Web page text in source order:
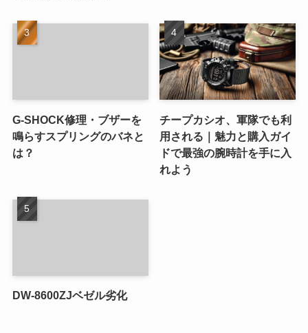
G-SHOCK修理・ブザーを
鳴らすスプリングのバネと
は？
チープカシオ、軍隊でも利
用される｜魅力と購入ガイ
ドで最強の腕時計を手に入
れよう
DW-8600ZJベゼル劣化